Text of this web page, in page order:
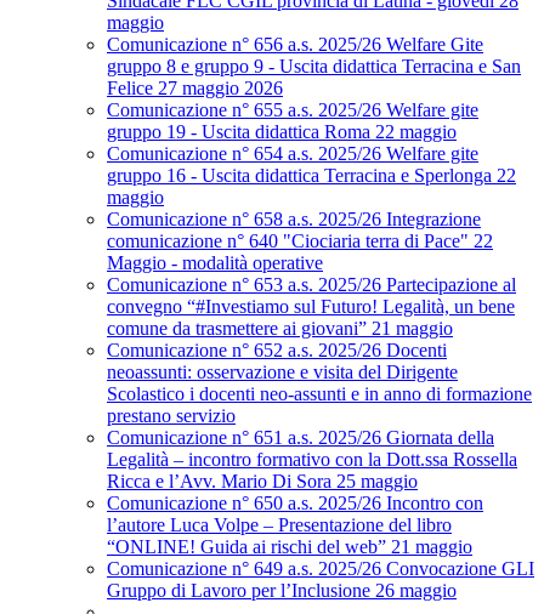
maggio
Comunicazione n° 656 a.s. 2025/26 Welfare Gite
gruppo 8 e gruppo 9 - Uscita didattica Terracina e San
Felice 27 maggio 2026
Comunicazione n° 655 a.s. 2025/26 Welfare gite
gruppo 19 - Uscita didattica Roma 22 maggio
Comunicazione n° 654 a.s. 2025/26 Welfare gite
gruppo 16 - Uscita didattica Terracina e Sperlonga 22
maggio
Comunicazione n° 658 a.s. 2025/26 Integrazione
comunicazione n° 640 "Ciociaria terra di Pace" 22
Maggio - modalità operative
Comunicazione n° 653 a.s. 2025/26 Partecipazione al
convegno “#Investiamo sul Futuro! Legalità, un bene
comune da trasmettere ai giovani” 21 maggio
Comunicazione n° 652 a.s. 2025/26 Docenti
neoassunti: osservazione e visita del Dirigente
Scolastico i docenti neo-assunti e in anno di formazione
prestano servizio
Comunicazione n° 651 a.s. 2025/26 Giornata della
Legalità – incontro formativo con la Dott.ssa Rossella
Ricca e l’Avv. Mario Di Sora 25 maggio
Comunicazione n° 650 a.s. 2025/26 Incontro con
l’autore Luca Volpe – Presentazione del libro
“ONLINE! Guida ai rischi del web” 21 maggio
Comunicazione n° 649 a.s. 2025/26 Convocazione GLI
Gruppo di Lavoro per l’Inclusione 26 maggio